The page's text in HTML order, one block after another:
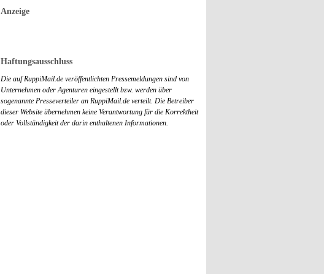
Anzeige
Haftungsausschluss
Die auf RuppiMail.de veröffentlichten Pressemeldungen sind von
Unternehmen oder Agenturen eingestellt bzw. werden über
sogenannte Presseverteiler an RuppiMail.de verteilt. Die Betreiber
dieser Website übernehmen keine Verantwortung für die Korrektheit
oder Vollständigkeit der darin enthaltenen Informationen.